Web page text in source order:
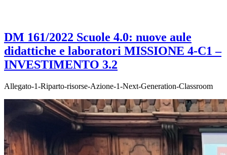
DM 161/2022 Scuole 4.0: nuove aule
didattiche e laboratori MISSIONE 4-C1 –
INVESTIMENTO 3.2
Allegato-1-Riparto-risorse-Azione-1-Next-Generation-Classroom